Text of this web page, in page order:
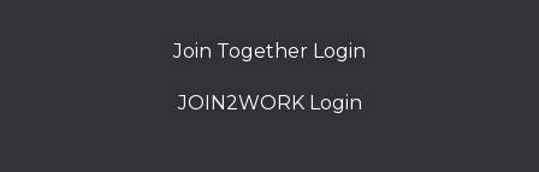
Join Together Login
JOIN2WORK Login